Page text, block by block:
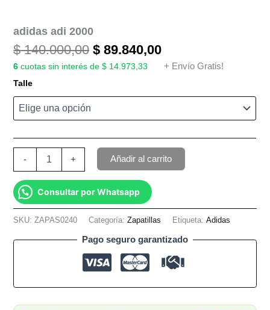
adidas adi 2000
$140.000,00 $ 89.840,00
6 cuotas sin interés de $ 14.973,33
+ Envío Gratis!
Talle
- + Añadir al carrito
Consultar por Whatsapp
SKU:ZAPAS0240 Categoría:Zapatillas Etiqueta:Adidas
Pago seguro garantizado